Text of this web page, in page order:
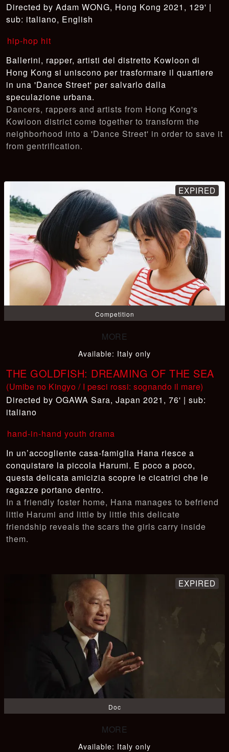
Adam WONG, Hong Kong 2021, 129' |
sub: italiano, English
hip-hop hit
Ballerini, rapper, artisti del distretto Kowloon di
Hong Kong si uniscono per trasformare il quartiere
in una 'Dance Street' per salvarlo dalla
speculazione urbana.
Dancers, rappers and artists from Hong Kong's
Kowloon district come together to transform the
neighborhood into a 'Dance Street' in order to save it
from gentrification.
Competition
Available: Italy only
THE GOLDFISH: DREAMING OF THE SEA
(Umibe no Kingyo / I pesci rossi: sognando il mare)
OGAWA Sara, Japan 2021, 76' | sub:
italiano
hand-in-hand youth drama
In un’accogliente casa-famiglia Hana riesce a
conquistare la piccola Harumi. E poco a poco,
questa delicata amicizia scopre le cicatrici che le
ragazze portano dentro.
In a friendly foster home, Hana manages to befriend
little Harumi and little by little this delicate
friendship reveals the scars the girls carry inside
them.
Doc
Available: Italy only